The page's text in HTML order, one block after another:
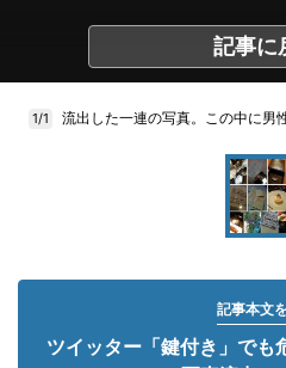
記事に
1/1 流出した一連の写真。この中に男
記事本文
ツイッター「鍵付き」で